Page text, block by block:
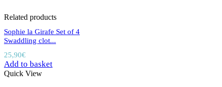
Related products
Sophie la Girafe Set of 4
Swaddling clot...
25,90€
Add to basket
Quick View